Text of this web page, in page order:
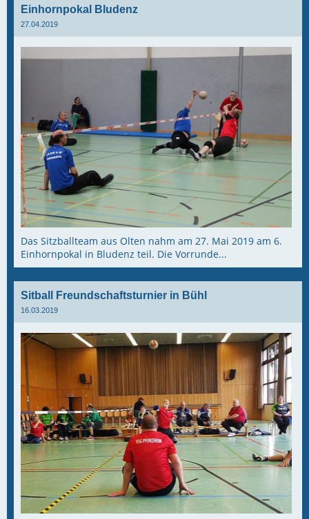
Einhornpokal Bludenz
27.04.2019
Das Sitzballteam aus Olten nahm am 27. Mai 2019 am 6.
Einhornpokal in Bludenz teil. Die Vorrunde...
Sitball Freundschaftsturnier in Bühl
16.03.2019